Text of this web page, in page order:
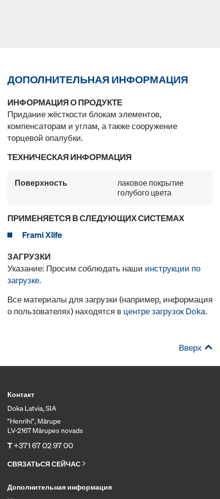
ДОПОЛНИТЕЛЬНАЯ ИНФОРМАЦИЯ
ИНФОРМАЦИЯ О ПРОДУКТЕ
Придание жёсткости блокам элементов,
компенсаторам и углам, а также сооружение
торцевой опалубки.
ТЕХНИЧЕСКАЯ ИНФОРМАЦИЯ
Поверхность
лаковое покрытие
голубого цвета
ПРИМЕНЯЕТСЯ В СЛЕДУЮЩИХ СИСТЕМАХ
Frami Xlife
ЗАГРУЗКИ
Указание: Просим соблюдать наши инструкции по
загрузке.
Все материалы для загрузки (например, информация
о пользователях) находятся в центре загрузок Doka.
Вверх
Контакт
Doka Latvia, SIA
"Henrihi", Mārupe
LV-2167 Mārupes novads
T+371 67 02 97 00
СВЯЗАТЬСЯ СЕЙЧАС
Дополнительная информация